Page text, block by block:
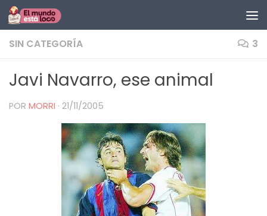
Saltar al contenido
SIN CATEGORÍA 3
Javi Navarro, ese animal
POR MORRI · 21/11/2005